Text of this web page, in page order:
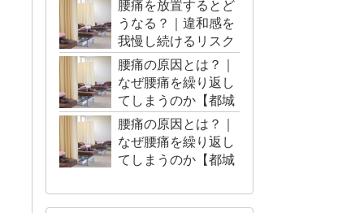
腰痛を放置するとど
うなる？｜違和感を
我慢し続けるリスク
【都城市・三股町】
腰痛の原因とは？｜
なぜ腰痛を繰り返し
てしまうのか【都城
市・三股町】
腰痛の原因とは？｜
なぜ腰痛を繰り返し
てしまうのか【都城